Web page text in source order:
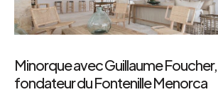
Minorque avec Guillaume
fondateur du Fontenille Menorca